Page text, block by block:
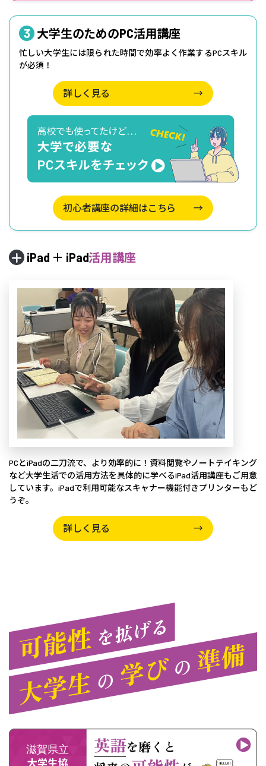
3 大学生のためのPC活用講座
忙しい大学生には限られた時間で効率よく作業するPCスキル
が必須！
詳しく見る →
初心者講座の詳細はこちら →
iPad ＋ iPad活用講座
PCとiPadの二刀流で、より効率的に！資料閲覧やノートテイキング
など大学生活での活用方法を具体的に学べるiPad活用講座もご用意
しています。iPadで利用可能なスキャナー機能付きプリンターもど
うぞ。
詳しく見る →